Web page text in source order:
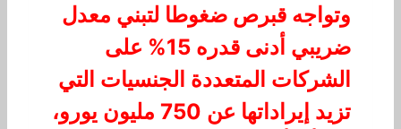
وتواجه قبرص ضغوطا لتبني معدل
ضريبي أدنى قدره 15% على
الشركات المتعددة الجنسيات التي
تزيد إيراداتها عن 750 مليون يورو،